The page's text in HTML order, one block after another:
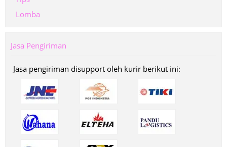
Lomba
Jasa Pengiriman
Jasa pengiriman disupport oleh kurir berikut ini: